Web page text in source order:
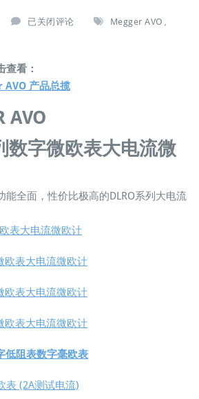
总
e
g
e
A
V
字
欧
大
电
微
计
L
O
1
已关闭评论 Megger AVO
查看：
AVO 产品总揽
AVO
数字微欧表大电流微
能全面，性价比极高的DLRO系列大电流
表大电流微欧计
欧表大电流微欧计
欧表大电流微欧计
欧表大电流微欧计
低阻表数字毫欧表
表 (2A测试电流)